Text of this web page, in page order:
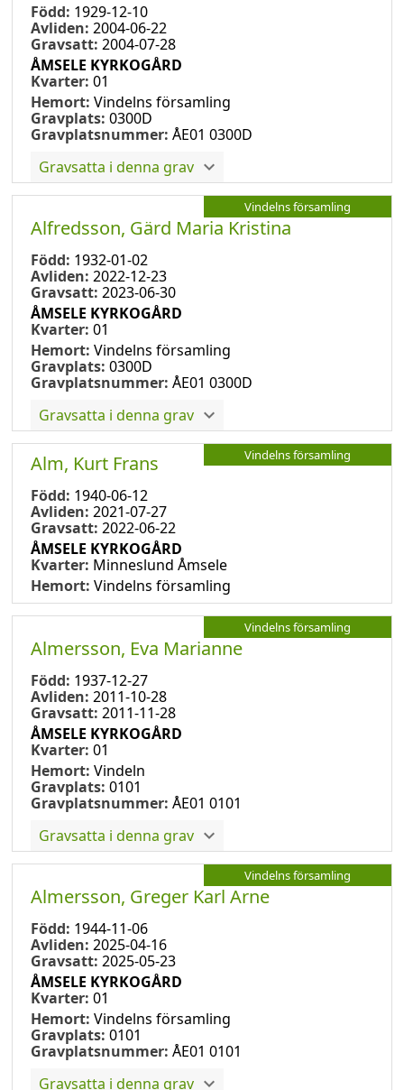
Född: 1929-12-10
Avliden: 2004-06-22
Gravsatt: 2004-07-28
ÅMSELE KYRKOGÅRD
Kvarter: 01
Hemort: Vindelns församling
Gravplats: 0300D
Gravplatsnummer: ÅE01 0300D
Gravsatta i denna grav
Vindelns församling
Alfredsson, Gärd Maria Kristina
Född: 1932-01-02
Avliden: 2022-12-23
Gravsatt: 2023-06-30
ÅMSELE KYRKOGÅRD
Kvarter: 01
Hemort: Vindelns församling
Gravplats: 0300D
Gravplatsnummer: ÅE01 0300D
Gravsatta i denna grav
Vindelns församling
Alm, Kurt Frans
Född: 1940-06-12
Avliden: 2021-07-27
Gravsatt: 2022-06-22
ÅMSELE KYRKOGÅRD
Kvarter: Minneslund Åmsele
Hemort: Vindelns församling
Vindelns församling
Almersson, Eva Marianne
Född: 1937-12-27
Avliden: 2011-10-28
Gravsatt: 2011-11-28
ÅMSELE KYRKOGÅRD
Kvarter: 01
Hemort: Vindeln
Gravplats: 0101
Gravplatsnummer: ÅE01 0101
Gravsatta i denna grav
Vindelns församling
Almersson, Greger Karl Arne
Född: 1944-11-06
Avliden: 2025-04-16
Gravsatt: 2025-05-23
ÅMSELE KYRKOGÅRD
Kvarter: 01
Hemort: Vindelns församling
Gravplats: 0101
Gravplatsnummer: ÅE01 0101
Gravsatta i denna grav